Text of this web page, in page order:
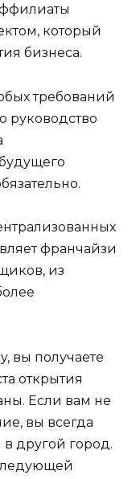
который
бизнеса.
требований
руководство
франчайзи
из
вы получаете
открытия
Если вам не
вы всегда
в другой город.